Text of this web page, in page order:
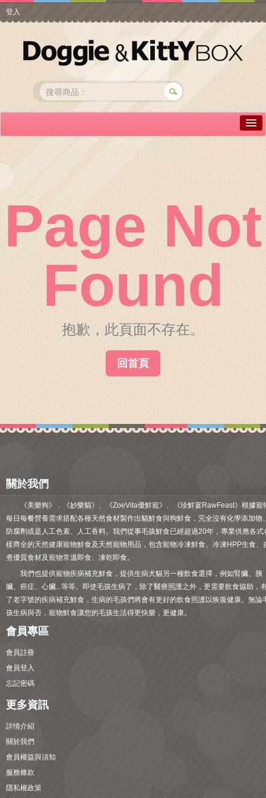
登入
常見問答
線上訂購
帳號專區
關於我們
毛孩健康之道
Page Not
Found
抱歉，此頁面不存在。
回首頁
關於我們
《美樂狗》．《妙樂貓》、《ZoeVita優鮮寵》、《珍鮮宴RawFeast》根據寵
每日每餐營養需求搭配各種天然食材製作出貓鮮食與狗鮮食，完全沒有化學添加物
防腐劑或是人工色素、人工香料。我們從事毛孩鮮食已經超過20年，專業供應各式
樣齊全的天然健康寵物鮮食及天然寵物用品，包含寵物冷凍鮮食、冷凍HPP生食、
煮優質食材及寵物常溫即食、凍乾即食。
我們也提供寵物疾病補充鮮食，提供生病犬貓另一種飲食選擇，例如腎臟、胰
臟、癌症、心臟...等等。即使毛孩生病了，除了醫療照護之外，更需要飲食協助，
了老字號的疾病補充鮮食，生病的毛孩們將會有更好的飲食照護以恢復健康。無論
孩生病與否，寵物鮮食讓您的毛孩生活得更快樂，更健康。
會員專區
會員註冊
會員登入
忘記密碼
更多資訊
詳情介紹
關於我們
會員權益與須知
服務條款
隱私權政策